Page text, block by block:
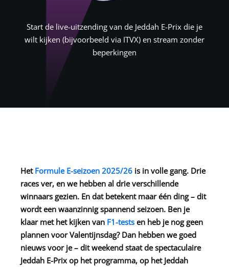
Start de live-uitzending van de Jeddah E-Prix die je
wilt kijken (bijvoorbeeld via ITVX) en stream zonder
beperkingen
Het Formule E-seizoen 2025/26 is in volle gang. Drie
races ver, en we hebben al drie verschillende
winnaars gezien. En dat betekent maar één ding – dit
wordt een waanzinnig spannend seizoen. Ben je
klaar met het kijken van F1-tests en heb je nog geen
plannen voor Valentijnsdag? Dan hebben we goed
nieuws voor je – dit weekend staat de spectaculaire
Jeddah E-Prix op het programma, op het Jeddah